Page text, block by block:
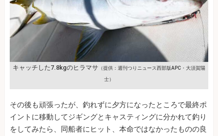
キャッチした7.8kgのヒラマサ （提供：週刊つりニュース西部版APC・大須賀陽
士）
その後も頑張ったが、釣れずに夕方になったところで最終ポ
イントに移動してジギングとキャスティングに分かれて釣り
をしてみたら、同船者にヒット、本命ではなかったものの良